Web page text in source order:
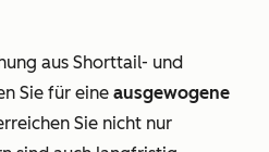
aus Shorttail- und
Sie für eine ausgewogene
Sie nicht nur